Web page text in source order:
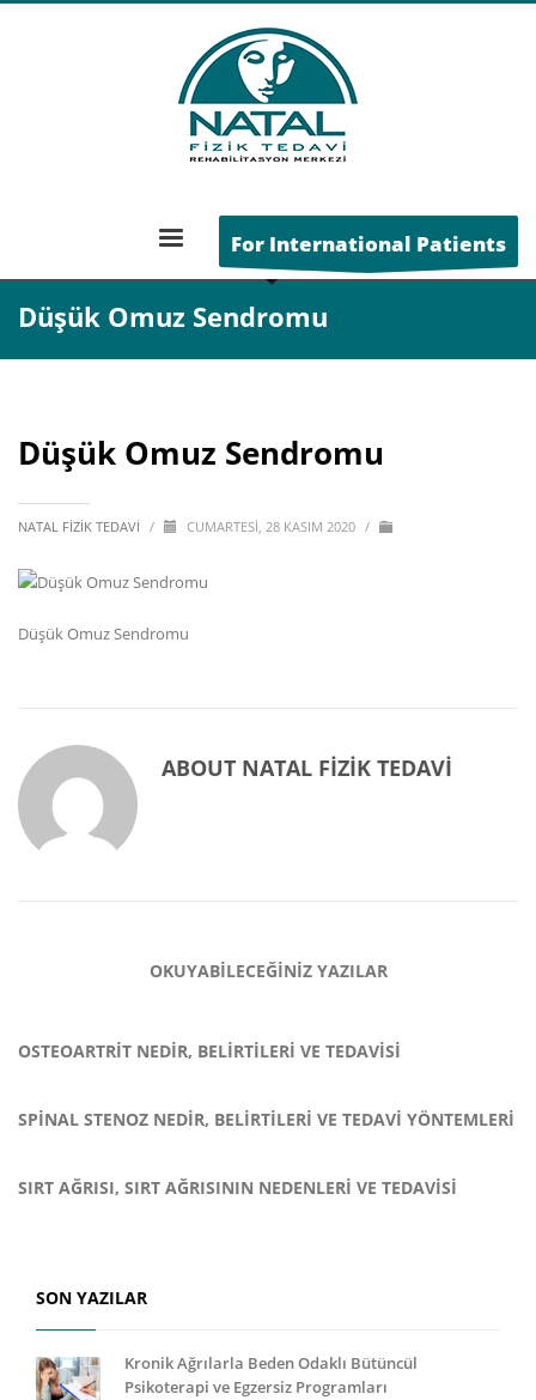
For International Patients
Düşük Omuz Sendromu
DÜŞÜK OMUZ SENDROMU
Düşük Omuz Sendromu
Düşük Omuz Sendromu
NATAL FIZIK TEDAVI / CUMARTESI, 28 KASIM 2020 /
Düşük Omuz Sendromu
ABOUT NATAL FIZIK TEDAVI
OKUYABILECEĞINIZ YAZILAR
OSTEOARTRIT NEDIR, BELIRTILERI VE TEDAVISI
SPINAL STENOZ NEDIR, BELIRTILERI VE TEDAVI YÖNTEMLERI
SIRT AĞRISI, SIRT AĞRISININ NEDENLERI VE TEDAVISI
SON YAZILAR
Kronik Ağrılarla Beden Odaklı Bütüncül
Psikoterapi ve Egzersiz Programları